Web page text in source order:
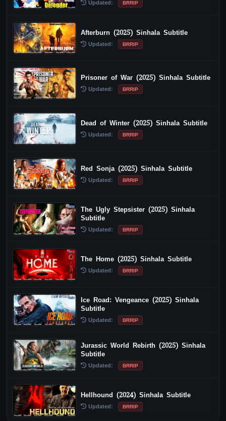
Updated: BRRIP
Afterburn (2025) Sinhala Subtitle
Updated: BRRIP
Prisoner of War (2025) Sinhala Subtitle
Updated: BRRIP
Dead of Winter (2025) Sinhala Subtitle
Updated: BRRIP
Red Sonja (2025) Sinhala Subtitle
Updated: BRRIP
The Ugly Stepsister (2025) Sinhala
Subtitle
Updated: BRRIP
The Home (2025) Sinhala Subtitle
Updated: BRRIP
Ice Road: Vengeance (2025) Sinhala
Subtitle
Updated: BRRIP
Jurassic World Rebirth (2025) Sinhala
Subtitle
Updated: BRRIP
Hellhound (2024) Sinhala Subtitle
Updated: BRRIP